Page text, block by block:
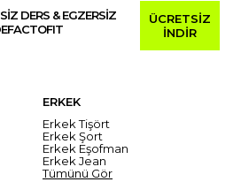
DERS & EGZERSİZ
ÜCRETSİZ
İNDİR
ERKEK
Erkek Tişört
Erkek Şort
Erkek Eşofman
Erkek Jean
Tümünü Gör